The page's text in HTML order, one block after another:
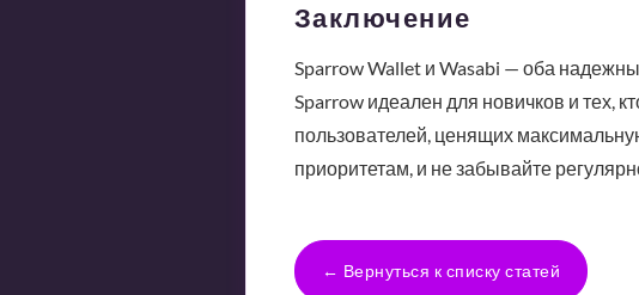
Заключение
Sparrow Wallet и Wasabi — оба
Sparrow идеален для новичков и тех,
пользователей, ценящих
приоритетам, и не забывайте
← Вернуться к списку статей